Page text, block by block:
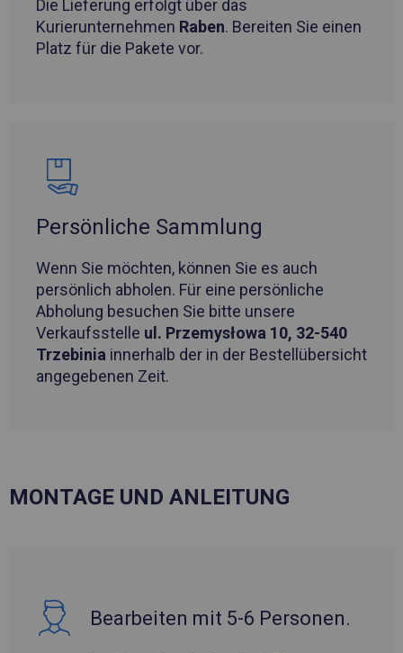
Die Lieferung erfolgt über das
Kurierunternehmen Raben. Bereiten Sie einen
Platz für die Pakete vor.
Persönliche Sammlung
Wenn Sie möchten, können Sie es auch
persönlich abholen. Für eine persönliche
Abholung besuchen Sie bitte unsere
Verkaufsstelle ul. Przemysłowa 10, 32-540
Trzebinia innerhalb der in der Bestellübersicht
angegebenen Zeit.
MONTAGE UND ANLEITUNG
Bearbeiten mit 5-6 Personen.